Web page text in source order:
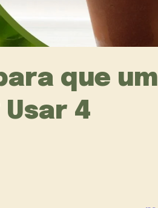
que um
4